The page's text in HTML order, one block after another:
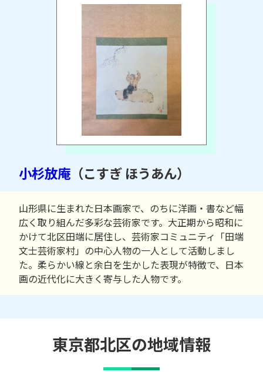
小杉放庵 （こすぎ ほうあん）
山形県に生まれた日本画家で、のちに洋画・書など幅
広く取り組んだ多彩な芸術家です。大正期から昭和に
かけて北区田端に居住し、芸術家コミュニティ「田端
文士芸術家村」の中心人物の一人として活動しまし
た。柔らかい線と余白を生かした表現が特徴で、日本
画の近代化に大きく寄与した人物です。
東京都北区の地域情報